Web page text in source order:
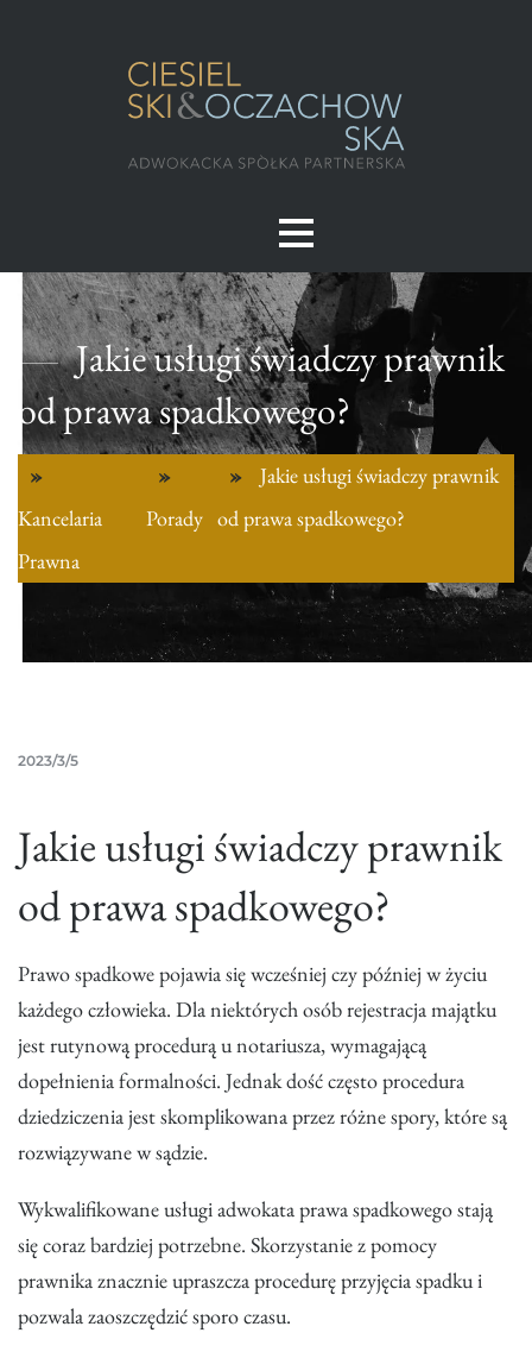
Jakie usługi świadczy prawnik
od prawa spadkowego?
Kancelaria
Prawna
Porady
Jakie usługi świadczy prawnik
od prawa spadkowego?
2023/3/5
Jakie usługi świadczy prawnik
od prawa spadkowego?
Prawo spadkowe pojawia się wcześniej czy później w życiu
każdego człowieka. Dla niektórych osób rejestracja majątku
jest rutynową procedurą u notariusza, wymagającą
dopełnienia formalności. Jednak dość często procedura
dziedziczenia jest skomplikowana przez różne spory, które są
rozwiązywane w sądzie.
Wykwalifikowane usługi adwokata prawa spadkowego stają
się coraz bardziej potrzebne. Skorzystanie z pomocy
prawnika znacznie upraszcza procedurę przyjęcia spadku i
pozwala zaoszczędzić sporo czasu.